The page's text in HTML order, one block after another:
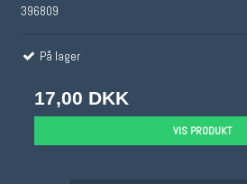
396809
På lager
17,00 DKK
VIS PRODUKT